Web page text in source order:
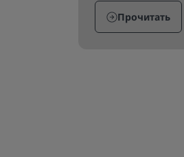
Прочитать